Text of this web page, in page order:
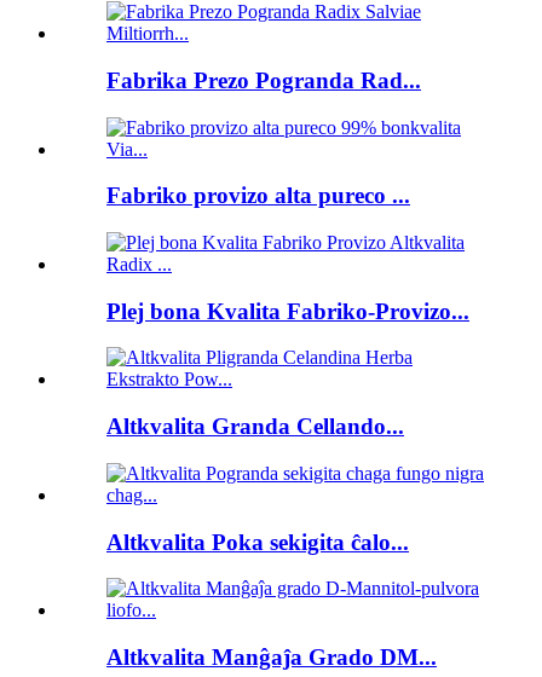
Fabrika Prezo Pogranda Rad...
Fabriko provizo alta pureco ...
Plej bona Kvalita Fabriko-Provizo...
Altkvalita Granda Cellando...
Altkvalita Poka sekigita ĉalo...
Altkvalita Manĝaĵa Grado DM...